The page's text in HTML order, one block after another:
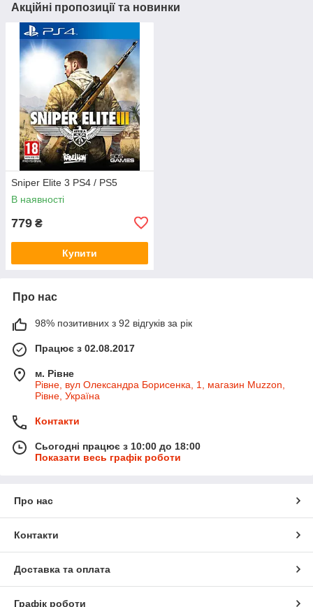
Акційні пропозиції та новинки
Sniper Elite 3 PS4 / PS5
В наявності
779 ₴
Купити
Про нас
98% позитивних з 92 відгуків за рік
Працює з 02.08.2017
м. Рівне
Рівне, вул Олександра Борисенка, 1, магазин Muzzon,
Рівне, Україна
Контакти
Сьогодні працює з 10:00 до 18:00
Показати весь графік роботи
Про нас
Контакти
Доставка та оплата
Графік роботи